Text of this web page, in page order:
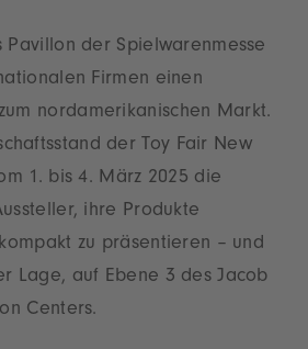
Pavillon der Spielwarenmesse
Firmen einen
nordamerikanischen Markt.
der Toy Fair New
1. bis 4. März 2025 die
ihre Produkte
zu präsentieren – und
Lage, auf Ebene 3 des Jacob
Centers.